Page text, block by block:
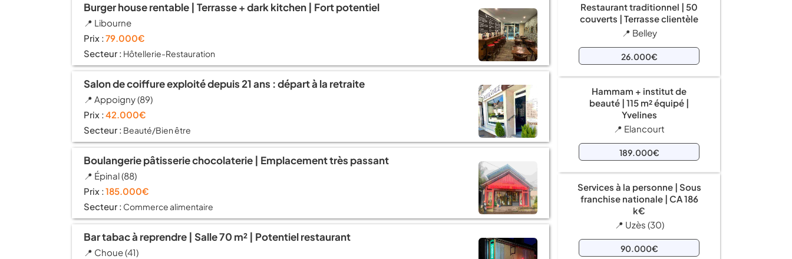
Burger house rentable | Terrasse + dark kitchen | Fort potentiel
📍 Libourne
Prix : 79.000€
Secteur : Hôtellerie-Restauration
Salon de coiffure exploité depuis 21 ans : départ à la retraite
📍 Appoigny (89)
Prix : 42.000€
Secteur : Beauté/Bien être
Boulangerie pâtisserie chocolaterie | Emplacement très passant
📍 Épinal (88)
Prix : 185.000€
Secteur : Commerce alimentaire
Bar tabac à reprendre | Salle 70 m² | Potentiel restaurant
📍 Choue (41)
Restaurant traditionnel | 50
couverts | Terrasse clientèle
📍 Belley
26.000€
Hammam + institut de
beauté | 115 m² équipé |
Yvelines
📍 Elancourt
189.000€
Services à la personne | Sous
franchise nationale | CA 186
k€
📍 Uzès (30)
90.000€